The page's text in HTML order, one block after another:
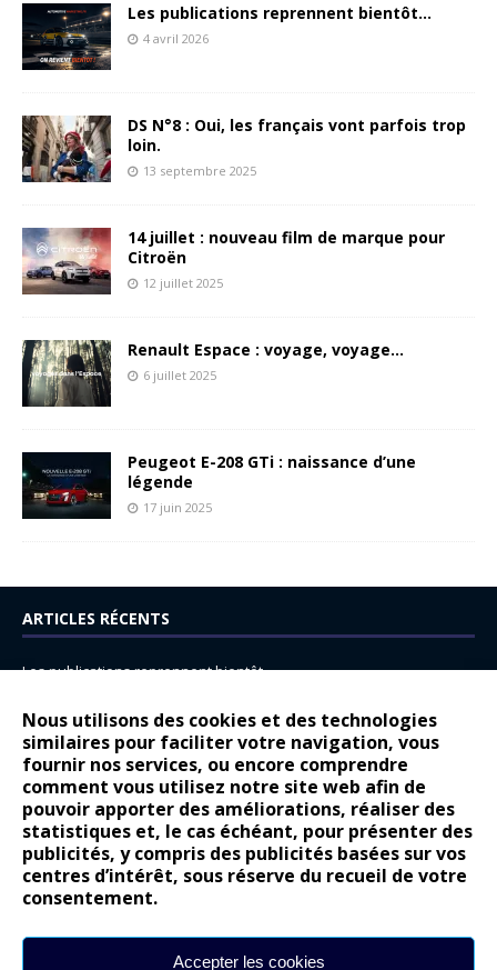
Nous utilisons des cookies et des technologies
similaires pour faciliter votre navigation, vous
fournir nos services, ou encore comprendre
comment vous utilisez notre site web afin de
pouvoir apporter des améliorations, réaliser des
statistiques et, le cas échéant, pour présenter des
publicités, y compris des publicités basées sur vos
centres d’intérêt, sous réserve du recueil de votre
consentement.
Accepter les cookies
Les publications reprennent bientôt…
4 avril 2026
DS N°8 : Oui, les français vont parfois trop
loin.
13 septembre 2025
14 juillet : nouveau film de marque pour
Citroën
12 juillet 2025
Renault Espace : voyage, voyage…
6 juillet 2025
Peugeot E-208 GTi : naissance d’une
légende
17 juin 2025
ARTICLES RÉCENTS
Les publications reprennent bientôt…
14 juillet : nouveau film de marque pour Citroën
Renault Espace : voyage, voyage…
Peugeot E-208 GTi : naissance d’une légende
COMMENTAIRES RÉCENTS
Bernard Dardartdans
Gilly